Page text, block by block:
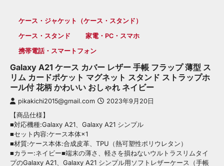
ケース・ジャケット（ケース・スタンド）
ケース・スタンド
家電・PC・スマホ
携帯電話・スマートフォン
Galaxy A21 ケース カバー レザー 手帳 フラップ 薄型 ス
リム カードポケット マグネット スタンド ストラップホ
ール付 花柄 かわいい おしゃれ ネイビー
pikakichi2015@gmail.com 2023年9月20日
【商品仕様】
■対応機種:Galaxy A21、Galaxy A21 シンプル
■セット内容:ケース本体×1
■材質:ケース本体:合成皮革、TPU（熱可塑性ポリウレタン）
■カラー:ネイビー■端末の薄さ、軽さを損ねないウルトラスリムタイ
プのGalaxy A21、Galaxy A21 シンプル用ソフトレザーケース（手帳